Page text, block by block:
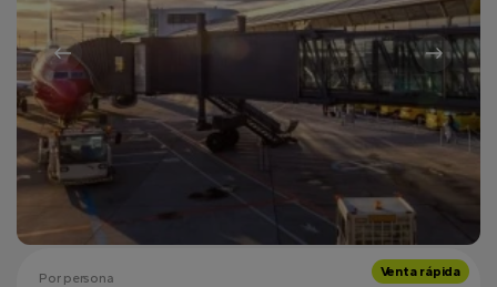
Por persona Venta rápida